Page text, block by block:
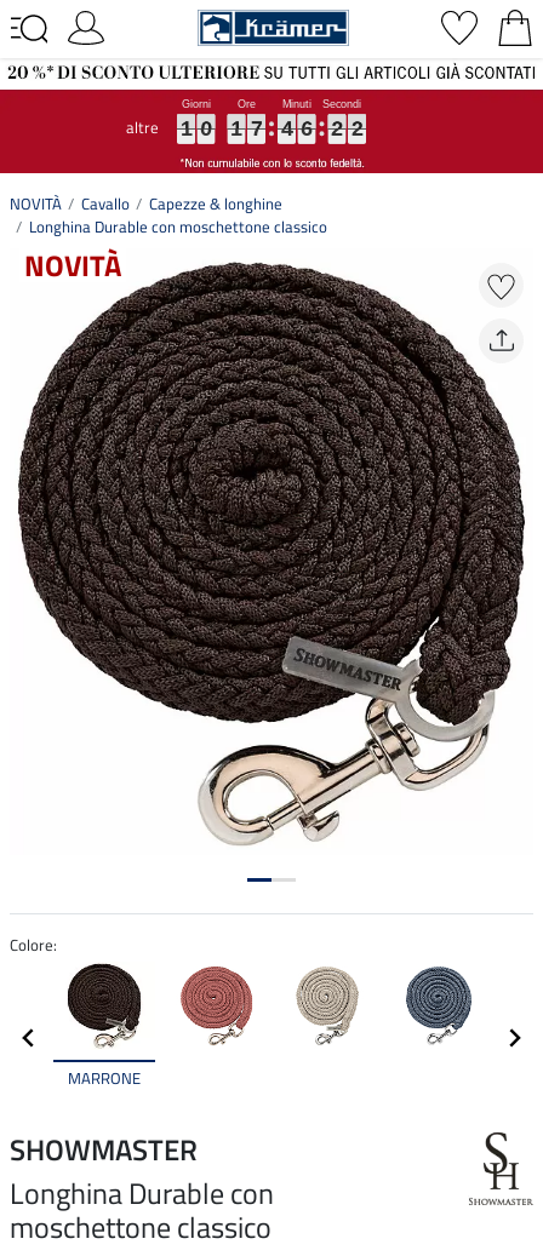
altre 1
1
1
1 0
0
0
0 1
1
1
1 7
7
7
7 4
4
4
4 6
6
6
6 2
2
2
2 1
2
1
2
NOVITÀ Cavallo
Capezze & longhine
Longhina Durable con moschettone classico
NOVITÀ
Colore:
MARRONE
SHOWMASTER
Longhina Durable con
moschettone classico